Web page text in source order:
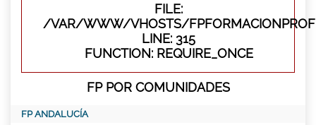
FILE:
/VAR/WWW/VHOSTS/
LINE: 315
FUNCTION: REQUIRE_ONCE
FP POR COMUNIDADES
FP ANDALUCÍA